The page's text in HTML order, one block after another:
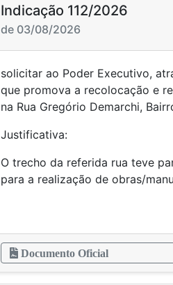
Indicação 112/2026
de 03/08/2026
solicitar ao Poder Executivo,
que promova a recolocação e
na Rua Gregório Demarchi,
Justificativa:
O trecho da referida rua teve
para a realização de obras/
Documento Oficial